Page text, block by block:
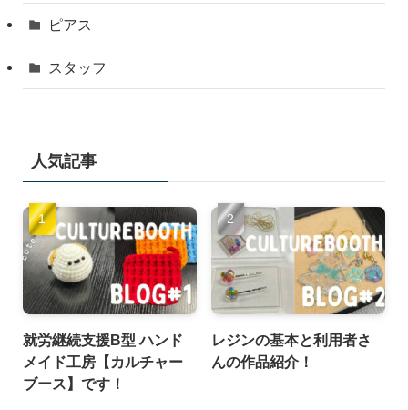
ピアス
スタッフ
人気記事
就労継続支援B型 ハンド
メイド工房【カルチャー
ブース】です！
レジンの基本と利用者さ
んの作品紹介！